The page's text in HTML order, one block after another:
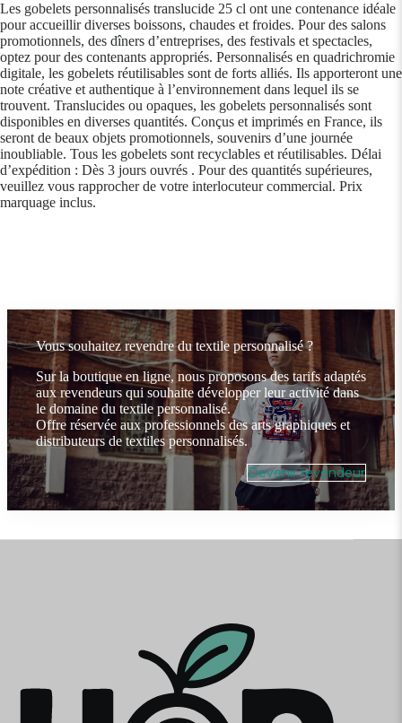
Les gobelets personnalisés translucide 25 cl ont une contenance idéale
pour accueillir diverses boissons, chaudes et froides. Pour des salons
promotionnels, des dîners d’entreprises, des festivals et spectacles,
optez pour des contenants appropriés. Personnalisés en quadrichromie
digitale, les gobelets réutilisables sont de forts alliés. Ils apporteront une
note créative et authentique à l’environnement dans lequel ils se
trouvent. Translucides ou opaques, les gobelets personnalisés sont
disponibles en diverses quantités. Conçus et imprimés en France, ils
seront de beaux objets promotionnels, souvenirs d’une journée
inoubliable. Tous les gobelets sont recyclables et réutilisables. Délai
d’expédition : Dès 3 jours ouvrés . Pour des quantités supérieures,
veuillez vous rapprocher de votre interlocuteur commercial. Prix
marquage inclus.
Vous souhaitez revendre du textile personnalisé ?
Sur la boutique en ligne, nous proposons des tarifs adaptés
aux revendeurs qui souhaite développer leur activité dans
le domaine du textile personnalisé.
Offre réservée aux professionnels des arts graphiques et
distributeurs de textiles personnalisés.
Devenir revendeur